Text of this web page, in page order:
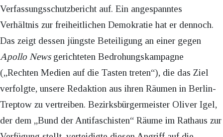
Verfassungsschutzbericht auf. Ein angespanntes
Verhältnis zur freiheitlichen Demokratie hat er dennoch.
Das zeigt dessen jüngste Beteiligung an einer gegen
Apollo Newsgerichteten Bedrohungskampagne
(„Rechten Medien auf die Tasten treten“), die das Ziel
verfolgte, unsere Redaktion aus ihren Räumen in Berlin-
Treptow zu vertreiben. Bezirksbürgermeister Oliver Igel,
der dem „Bund der Antifaschisten“ Räume im Rathaus zur